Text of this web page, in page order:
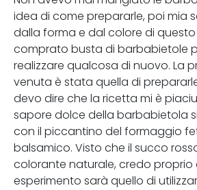
idea di come prepararle, poi mia
dalla forma e dal colore di
comprato busta di barbabietole
realizzare qualcosa di nuovo. La
venuta è stata quella di
devo dire che la ricetta mi è
sapore dolce della barbabietola
con il piccantino del formaggio
balsamico. Visto che il succo
colorante naturale, credo proprio
esperimento sarà quello di